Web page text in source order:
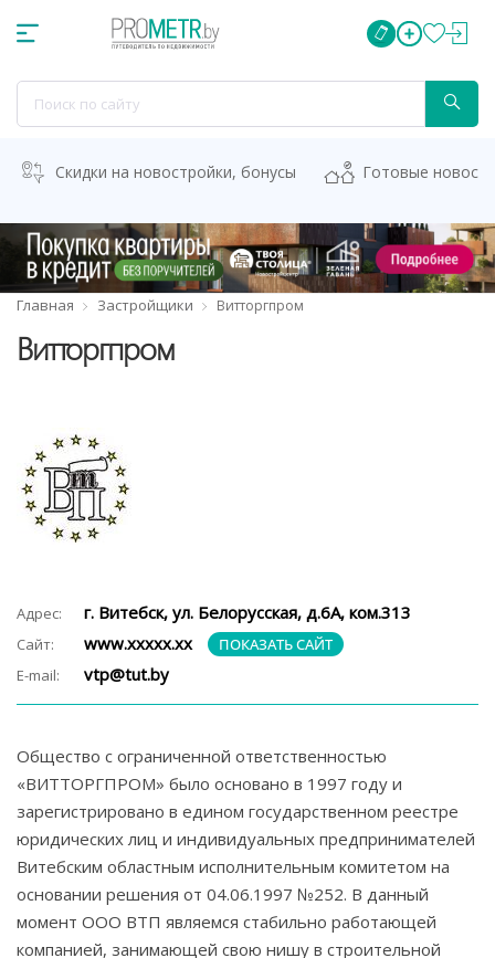
Скидки на новостройки, бонусы Готовые
Главная Застройщики Витторгпром
Витторгпром
Адрес: г. Витебск, ул. Белорусская, д.6А, ком.313
Сайт: www.ххххх.хх
ПОКАЗАТЬ САЙТ
E-mail:
vtp@tut.by
Общество с ограниченной ответственностью
«ВИТТОРГПРОМ» было основано в 1997 году и
зарегистрировано в едином государственном реестре
юридических лиц и индивидуальных предпринимателей
Витебским областным исполнительным комитетом на
основании решения от 04.06.1997 №252. В данный
момент ООО ВТП являемся стабильно работающей
компанией, занимающей свою нишу в строительной